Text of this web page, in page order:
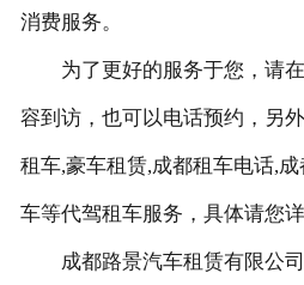
消费服务。
为了更好的服务于您，请在
容到访，也可以电话预约，另
租车,豪车租赁,成都租车电话,
车等代驾租车服务，具体请您详
成都路景汽车租赁有限公司